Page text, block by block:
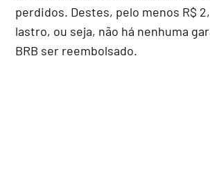
perdidos. Destes, pelo menos R$
lastro, ou seja, não há nenhuma
BRB ser reembolsado.